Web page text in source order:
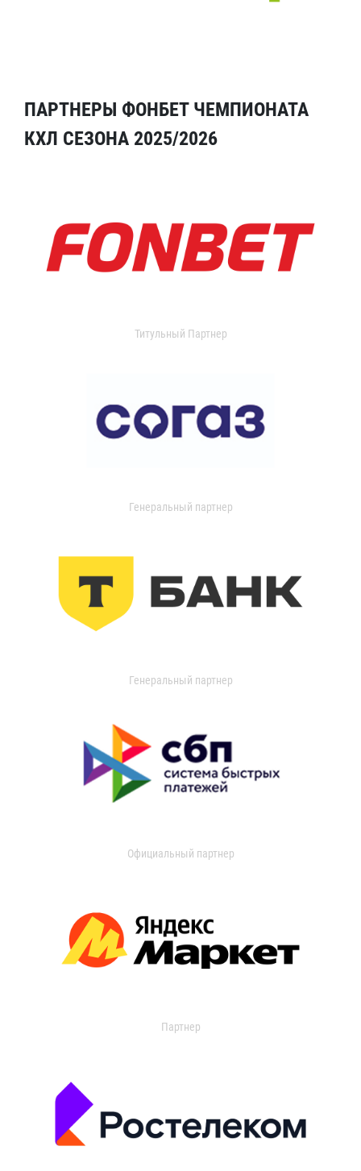
ПАРТНЕРЫ ФОНБЕТ ЧЕМПИОНАТА
КХЛ СЕЗОНА 2025/2026
Титульный Партнер
Генеральный партнер
Генеральный партнер
Официальный партнер
Партнер